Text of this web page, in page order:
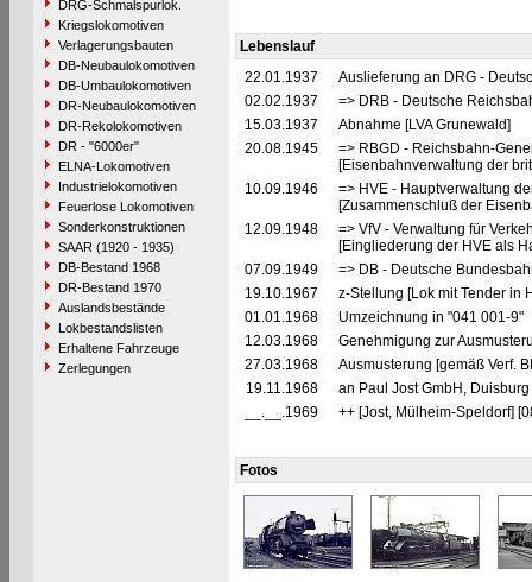
DRG-Schmalspurlok.
Kriegslokomotiven
Verlagerungsbauten
DB-Neubaulokomotiven
DB-Umbaulokomotiven
DR-Neubaulokomotiven
DR-Rekolokomotiven
DR - "6000er"
ELNA-Lokomotiven
Industrielokomotiven
Feuerlose Lokomotiven
Sonderkonstruktionen
SAAR (1920 - 1935)
DB-Bestand 1968
DR-Bestand 1970
Auslandsbestände
Lokbestandslisten
Erhaltene Fahrzeuge
Zerlegungen
Lebenslauf
22.01.1937
Auslieferung an DRG -
02.02.1937
=> DRB - Deutsche
15.03.1937
Abnahme [LVA Grunewald]
20.08.1945
=> RBGD - Reichsbahn-
[Eisenbahnverwaltung der
10.09.1946
=> HVE - Hauptverwaltung
[Zusammenschluß der
12.09.1948
=> VfV - Verwaltung für
[Eingliederung der HVE als
07.09.1949
=> DB - Deutsche
19.10.1967
z-Stellung [Lok mit Tender in
01.01.1968
Umzeichnung in "041 001-9"
12.03.1968
Genehmigung zur
27.03.1968
Ausmusterung [gemäß Verf.
19.11.1968
an Paul Jost GmbH,
__.__.1969
++ [Jost, Mülheim-Speldorf]
Fotos